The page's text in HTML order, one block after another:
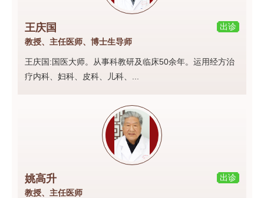
出诊
王庆国
教授、主任医师、博士生导师
王庆国:国医大师。从事科教研及临床50余年。运用经方治
疗内科、妇科、皮科、儿科、...
出诊
姚高升
教授、主任医师